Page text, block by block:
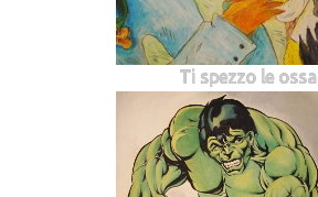
Ti spezzo le ossa